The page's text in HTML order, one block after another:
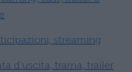
streaming
d’uscita, trama, trailer